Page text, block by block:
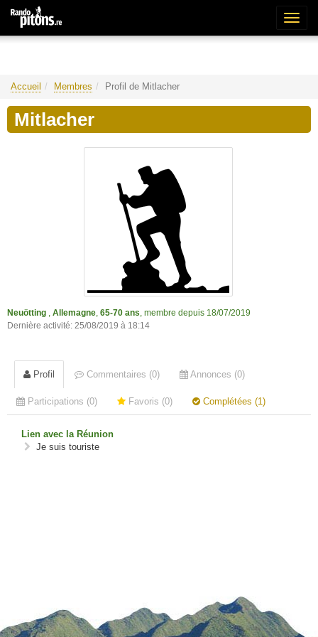
Accueil Membres Profil de Mitlacher
Mitlacher
Neuötting Allemagne 65-70 ans , membre depuis 18/07/2019
Dernière activité: 25/08/2019 à 18:14
Profil Commentaires (0) Annonces (0)
Participations (0) Favoris (0) Complétées (1)
Lien avec la Réunion
Je suis touriste